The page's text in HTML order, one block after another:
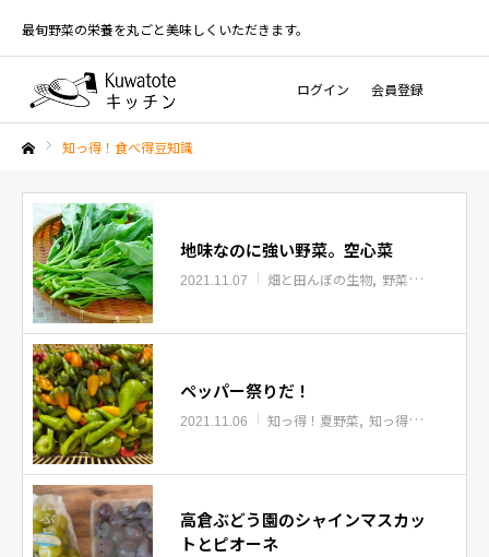
最旬野菜の栄養を丸ごと美味しくいただきます。
ログイン 会員登録
知っ得！食べ得豆知識
地味なのに強い野菜。空心菜
2021.11.07 畑と田んぼの生物 野菜（果物）のパワーについて
ペッパー祭りだ！
2021.11.06 知っ得！夏野菜 知っ得！秋野菜
高倉ぶどう園のシャインマスカッ
トとピオーネ